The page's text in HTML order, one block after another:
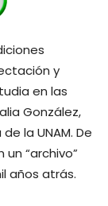
y
en las
González,
la UNAM. De
“archivo”
años atrás.